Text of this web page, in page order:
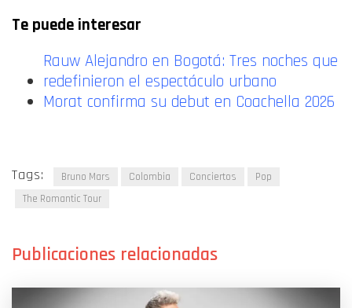
Te puede interesar
Rauw Alejandro en Bogotá: Tres noches que
redefinieron el espectáculo urbano
Morat confirma su debut en Coachella 2026
Tags: Bruno Mars Colombia Conciertos
Pop
The Romantic Tour